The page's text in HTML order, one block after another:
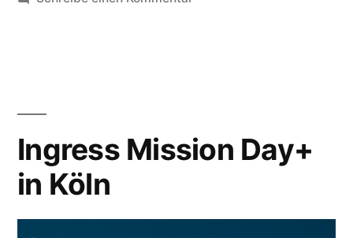
Ingress Mission Day+
in Köln